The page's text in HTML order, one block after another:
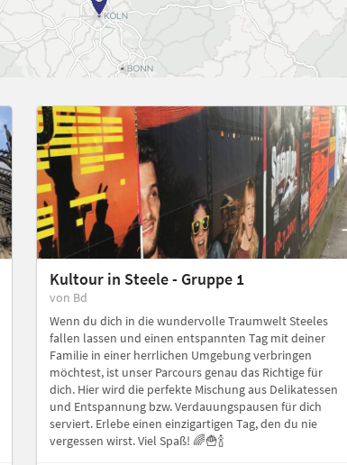
Kultour in Steele - Gruppe 1
von Bd
Wenn du dich in die wundervolle Traumwelt Steeles
fallen lassen und einen entspannten Tag mit deiner
Familie in einer herrlichen Umgebung verbringen
möchtest, ist unser Parcours genau das Richtige für
dich. Hier wird die perfekte Mischung aus Delikatessen
und Entspannung bzw. Verdauungspausen für dich
serviert. Erlebe einen einzigartigen Tag, den du nie
vergessen wirst. Viel Spaß! 🌈🍟🍾